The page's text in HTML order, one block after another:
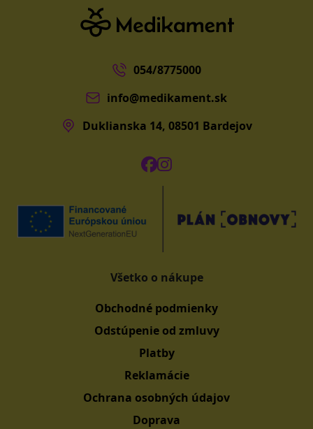
054/8775000
info@medikament.sk
Duklianska 14, 08501 Bardejov
Všetko o nákupe
Obchodné podmienky
Odstúpenie od zmluvy
Platby
Reklamácie
Ochrana osobných údajov
Doprava